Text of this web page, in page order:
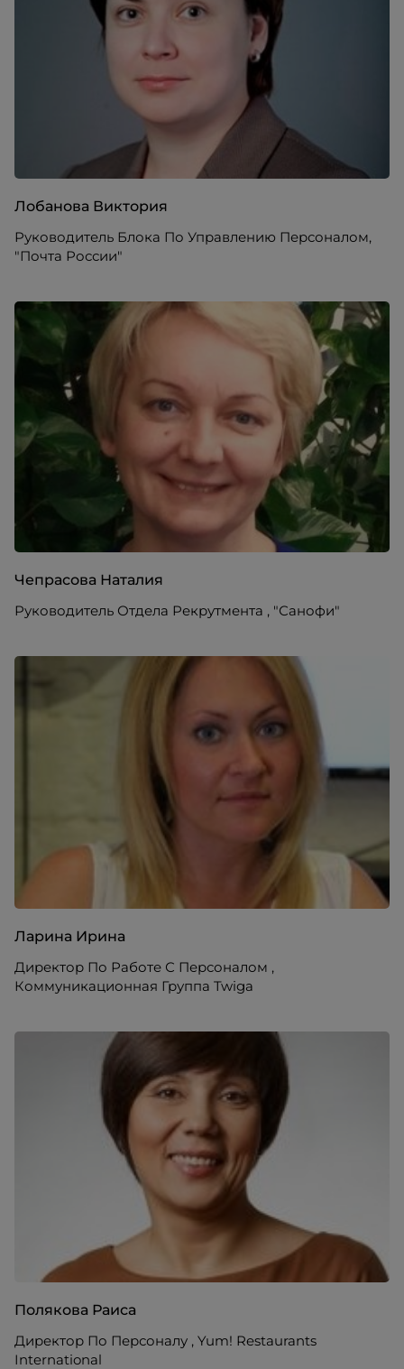
Лобанова Виктория
Руководитель Блока По Управлению Персоналом,
"Почта России"
Чепрасова Наталия
Руководитель Отдела Рекрутмента , "Санофи"
Ларина Ирина
Директор По Работе С Персоналом ,
Коммуникационная Группа Twiga
Полякова Раиса
Директор По Персоналу , Yum! Restaurants
International